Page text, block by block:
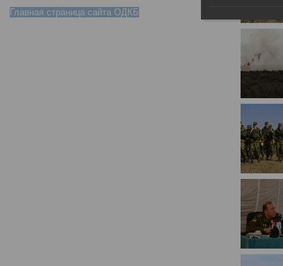
Главная страница сайта ОДКБ